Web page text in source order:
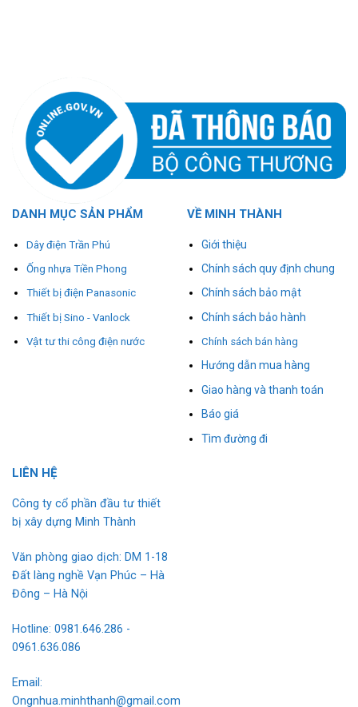
DANH MỤC SẢN PHẨM
Dây điện Trần Phú
Ống nhựa Tiền Phong
Thiết bị điện Panasonic
Thiết bị Sino - Vanlock
Vật tư thi công điện nước
VỀ MINH THÀNH
Giới thiệu
Chính sách quy định chung
Chính sách bảo mật
Chính sách bảo hành
Chính sách bán hàng
Hướng dẫn mua hàng
Giao hàng và thanh toán
Báo giá
Tìm đường đi
L ÊN HỆ
Công ty cổ phần đầu tư thiết
bị xây dựng Minh Thành
Văn phòng giao dịch: DM 1-18
Đất làng nghề Vạn Phúc – Hà
Đông – Hà Nội
Hotline: 0981.646.286 -
0961.636.086
Email:
Ongnhua.minhthanh@gmail.com